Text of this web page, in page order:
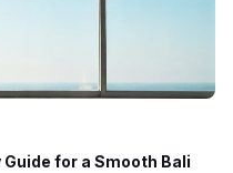
for a Smooth Bali